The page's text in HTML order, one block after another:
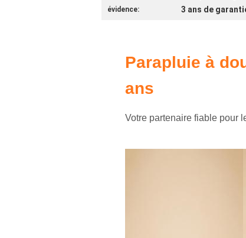
évidence:
3 ans de
Parapluie à
ans
Votre partenaire fiable pour